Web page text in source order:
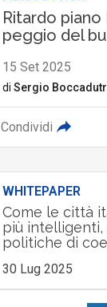
Ritardo piano
peggio del
15 Set 2025
di Sergio
Condividi
WHITEPAPER
Come le città
più intelligenti,
politiche di
30 Lug 2025